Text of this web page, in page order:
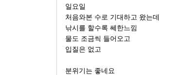
일요일
처음와본 수로 기대하고 왔는데
낚시를 할수록 쎄한느낌
물도 조금씩 들어오고
입질은 없고
분위기는 좋네요